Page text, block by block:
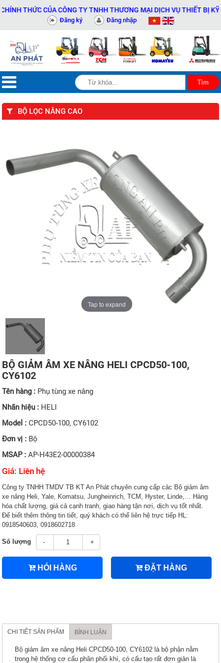
THỨC CỦA CÔNG TY TNHH THƯƠNG MẠI DỊCH VỤ THIẾT BỊ KỸ
Đăng ký Đăng nhập
BỘ LỌC NÂNG CAO
Tap to expand
BỘ GIẢM ÂM XE NÂNG HELI CPCD50-100,
CY6102
Tên hàng : Phụ tùng xe nâng
Nhãn hiệu : HELI
Model :CPCD50-100, CY6102
Đơn vị : Bộ
MSAP :AP-H43E2-00000384
Giá: Liên hệ
Công ty TNHH TMDV TB KT An Phát chuyên cung cấp các Bộ giảm âm
xe nâng Heli, Yale, Komatsu, Jungheinrich, TCM, Hyster, Linde,… Hàng
hóa chất lượng, giá cả cạnh tranh, giao hàng tận nơi, dịch vụ tốt nhất.
Để biết thêm thông tin tiết, quý khách có thể liên hệ trực tiếp HL:
0918540603, 0918602718
Số lượng - +
HỎI HÀNG ĐẶT HÀNG
CHI TIẾT SẢN PHẨM BÌNH LUẬN
Bộ giảm âm xe nâng Heli CPCD50-100, CY6102 là bộ phận nằm
trong hệ thống cơ cấu phân phối khí, có cấu tạo rất đơn giản là